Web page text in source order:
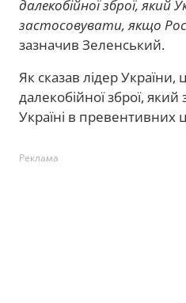
далекобійної зброї, який
застосовувати, якщо
зазначив Зеленський.
Як сказав лідер України,
далекобійної зброї,
Україні в превентивних
Реклама